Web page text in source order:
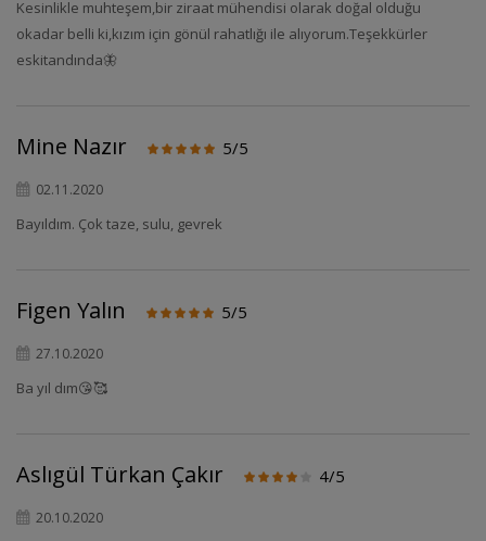
Kesinlikle muhteşem,bir ziraat mühendisi olarak doğal olduğu
okadar belli ki,kızım için gönül rahatlığı ile alıyorum.Teşekkürler
eskitandında🦋
Mine Nazır 5/5
02.11.2020
Bayıldım. Çok taze, sulu, gevrek
Figen Yalın 5/5
27.10.2020
Ba yıl dım😘🥰
Aslıgül Türkan Çakır 4/5
20.10.2020